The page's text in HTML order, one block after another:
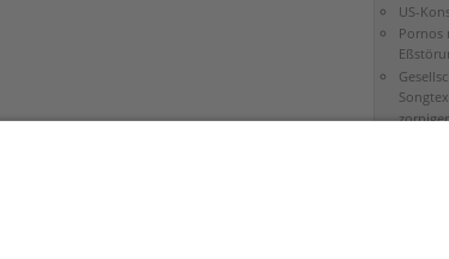
US-
Pornos
zorniger